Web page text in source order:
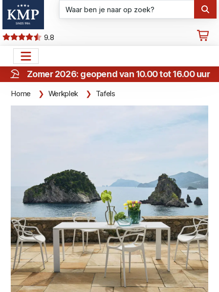
9.8
Zomer 2026: geopend van 10.00 tot 16.00 uur
Home Werkplek Tafels